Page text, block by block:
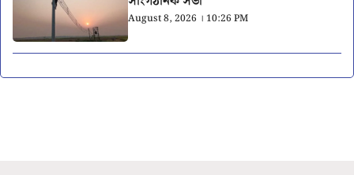
August 8, 2026 । 10:26 PM